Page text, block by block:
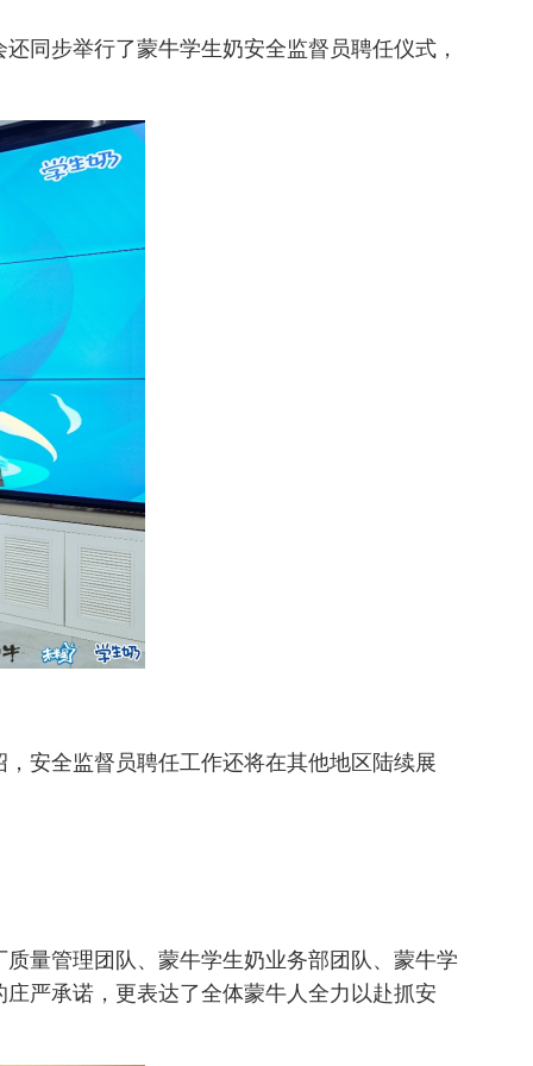
同步举行了蒙牛学生奶安全监督员聘任仪式，
安全监督员聘任工作还将在其他地区陆续展
量管理团队、蒙牛学生奶业务部团队、蒙牛学
严承诺，更表达了全体蒙牛人全力以赴抓安